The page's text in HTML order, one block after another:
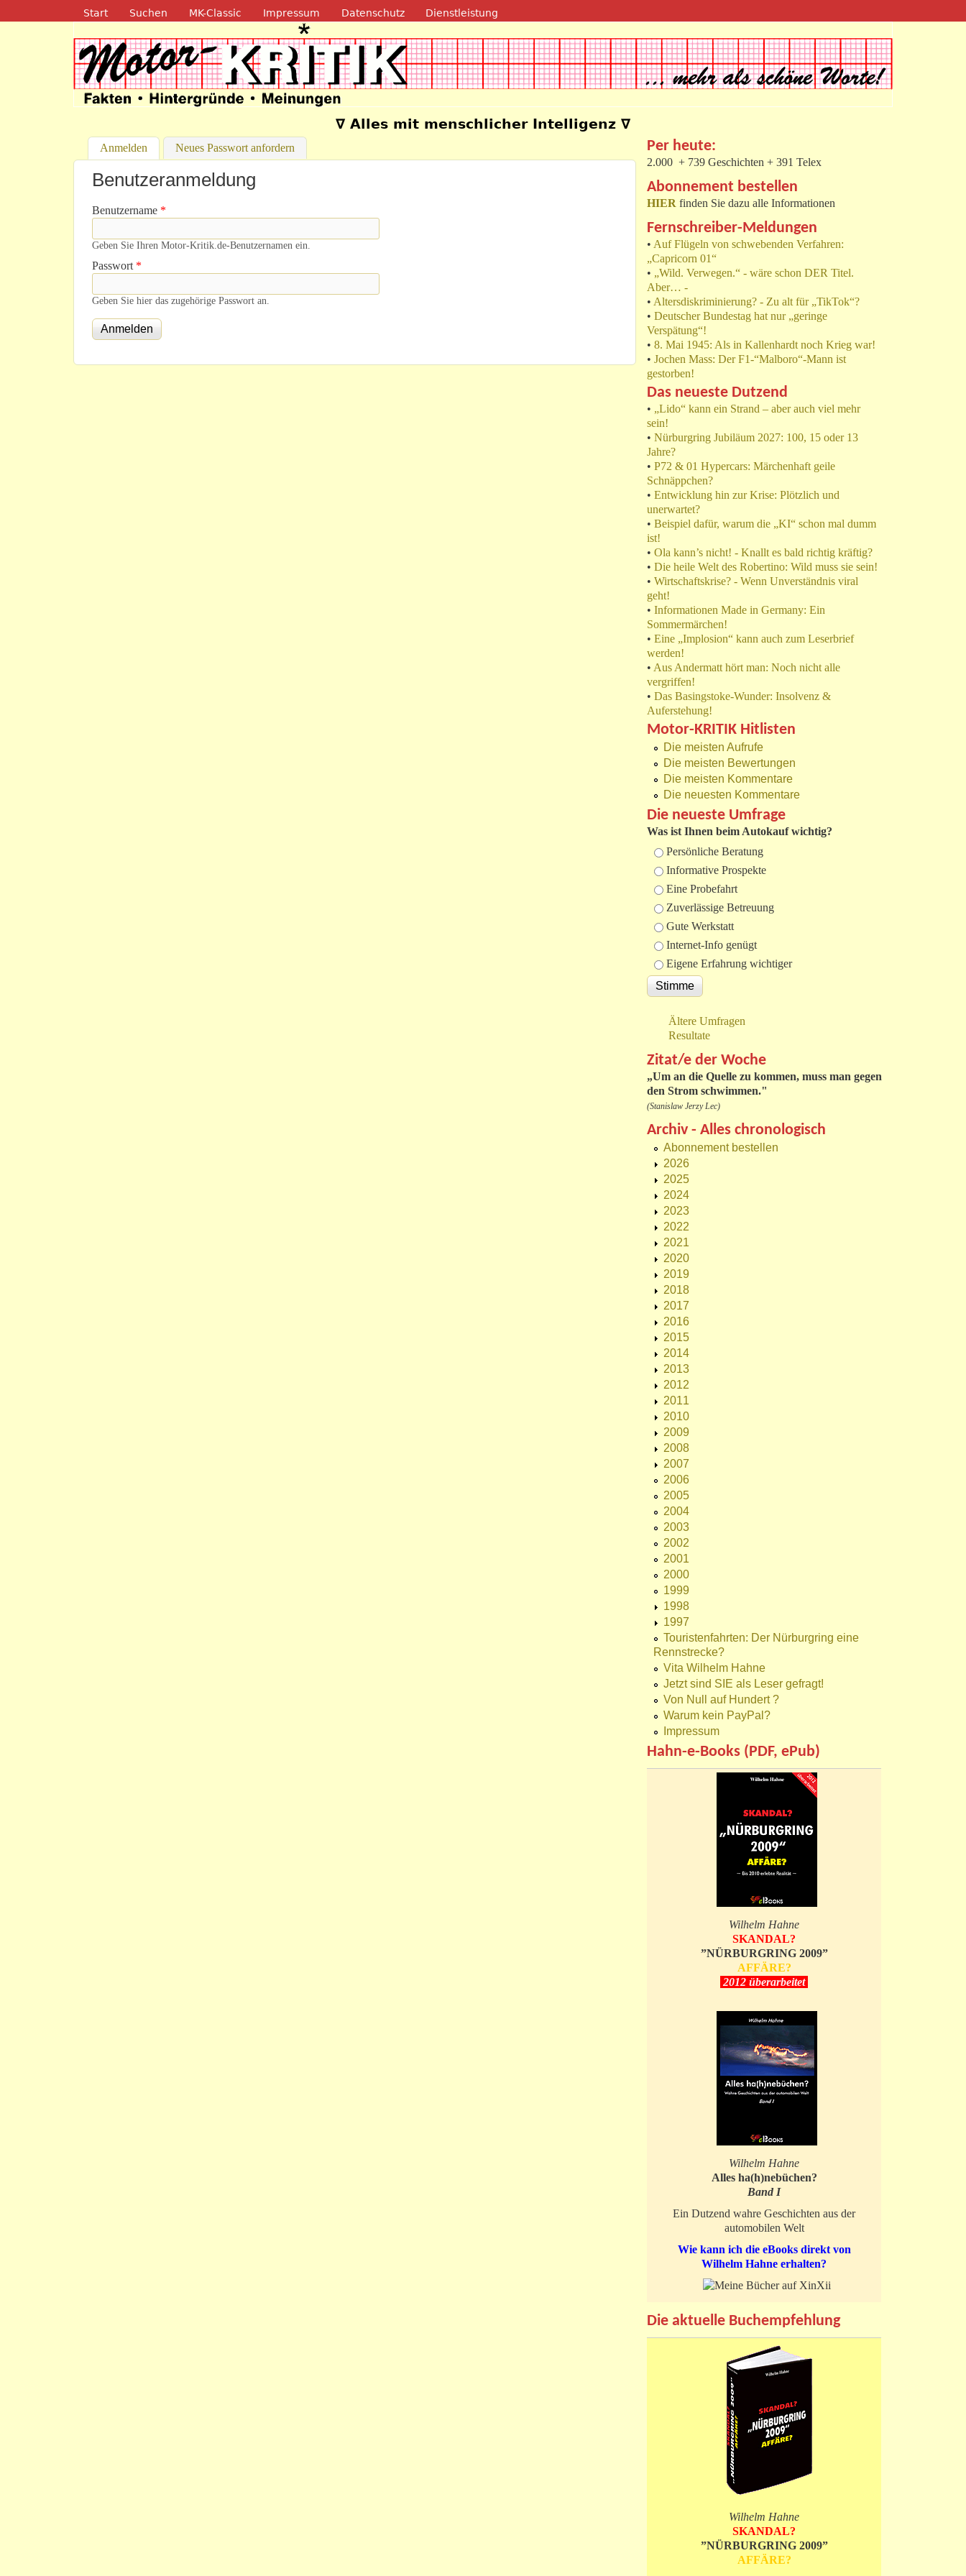
Direkt zum Inhalt
Navigation
Start Suchen MK-Classic Impressum Datenschutz Dienstleistung
Motor-Kritik.de∇ Alles mit menschlicher Intelligenz ∇
Anmelden (aktiver Reiter)
Neues Passwort anfordern
Benutzeranmeldung
Benutzername *
Geben Sie Ihren Motor-Kritik.de-Benutzernamen ein.
Passwort *
Geben Sie hier das zugehörige Passwort an.
Per heute:
2.000 + 739 Geschichten + 391 Telex
Abonnement bestellen
HIER finden Sie dazu alle Informationen
Fernschreiber-Meldungen
• Auf Flügeln von schwebenden Verfahren:
„Capricorn 01“
• „Wild. Verwegen.“ - wäre schon DER Titel.
Aber… -
• Altersdiskriminierung? - Zu alt für „TikTok“?
• Deutscher Bundestag hat nur „geringe
Verspätung“!
• 8. Mai 1945: Als in Kallenhardt noch Krieg war!
• Jochen Mass: Der F1-“Malboro“-Mann ist
gestorben!
Das neueste Dutzend
• „Lido“ kann ein Strand – aber auch viel mehr
sein!
• Nürburgring Jubiläum 2027: 100, 15 oder 13
Jahre?
• P72 & 01 Hypercars: Märchenhaft geile
Schnäppchen?
• Entwicklung hin zur Krise: Plötzlich und
unerwartet?
• Beispiel dafür, warum die „KI“ schon mal dumm
ist!
• Ola kann’s nicht! - Knallt es bald richtig kräftig?
• Die heile Welt des Robertino: Wild muss sie sein!
• Wirtschaftskrise? - Wenn Unverständnis viral
geht!
• Informationen Made in Germany: Ein
Sommermärchen!
• Eine „Implosion“ kann auch zum Leserbrief
werden!
• Aus Andermatt hört man: Noch nicht alle
vergriffen!
• Das Basingstoke-Wunder: Insolvenz &
Auferstehung!
Motor-KRITIK Hitlisten
Die meisten Aufrufe
Die meisten Bewertungen
Die meisten Kommentare
Die neuesten Kommentare
Die neueste Umfrage
Was ist Ihnen beim Autokauf wichtig?
Auswahlmöglichkeiten
Persönliche Beratung
Informative Prospekte
Eine Probefahrt
Zuverlässige Betreuung
Gute Werkstatt
Internet-Info genügt
Eigene Erfahrung wichtiger
Ältere Umfragen
Resultate
Zitat/e der Woche
„Um an die Quelle zu kommen, muss man gegen
den Strom schwimmen."
(Stanislaw Jerzy Lec)
Archiv - Alles chronologisch
Abonnement bestellen
2026
2025
2024
2023
2022
2021
2020
2019
2018
2017
2016
2015
2014
2013
2012
2011
2010
2009
2008
2007
2006
2005
2004
2003
2002
2001
2000
1999
1998
1997
Touristenfahrten: Der Nürburgring eine
Rennstrecke?
Vita Wilhelm Hahne
Jetzt sind SIE als Leser gefragt!
Von Null auf Hundert ?
Warum kein PayPal?
Impressum
Hahn-e-Books (PDF, ePub)
Wilhelm Hahne
SKANDAL?
”NÜRBURGRING 2009”
AFFÄRE?
2012 überarbeitet
Wilhelm Hahne
Alles ha(h)nebüchen?
Band I
Ein Dutzend wahre Geschichten aus der
automobilen Welt
Wie kann ich die eBooks direkt von
Wilhelm Hahne erhalten?
Die aktuelle Buchempfehlung
Wilhelm Hahne
SKANDAL?
”NÜRBURGRING 2009”
AFFÄRE?